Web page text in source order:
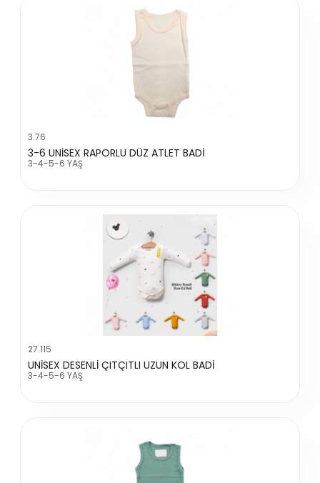
3.76
3-6 UNİSEX RAPORLU DÜZ ATLET BADİ
3-4-5-6 YAŞ
27.115
UNİSEX DESENLİ ÇITÇITLI UZUN KOL BADİ
3-4-5-6 YAŞ